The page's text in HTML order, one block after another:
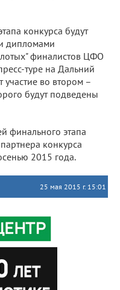
конкурса будут
дипломами
финалистов ЦФО
туре на Дальний
участие во втором –
будут подведены
финального этапа
конкурса
2015 года.
25 мая 2015 г. 15:01